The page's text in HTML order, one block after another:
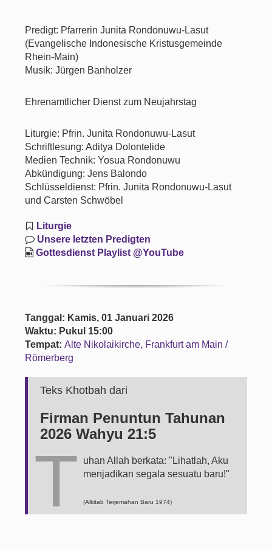
Predigt: Pfarrerin Junita Rondonuwu-Lasut
(Evangelische Indonesische Kristusgemeinde
Rhein-Main)
Musik: Jürgen Banholzer
Ehrenamtlicher Dienst zum Neujahrstag
Liturgie: Pfrin. Junita Rondonuwu-Lasut
Schriftlesung: Aditya Dolontelide
Medien Technik: Yosua Rondonuwu
Abkündigung: Jens Balondo
Schlüsseldienst: Pfrin. Junita Rondonuwu-Lasut
und Carsten Schwöbel
Liturgie
Unsere letzten Predigten
Gottesdienst Playlist @YouTube
Tanggal: Kamis, 01 Januari 2026
Waktu: Pukul 15:00
Tempat:Alte Nikolaikirche, Frankfurt am Main /
Römerberg
Teks Khotbah dari
Firman Penuntun Tahunan
2026 Wahyu 21:5
T
uhan Allah berkata: "Lihatlah, Aku
menjadikan segala sesuatu baru!"
(Alkitab Terjemahan Baru 1974)